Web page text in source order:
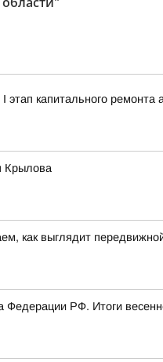
капитального ремонта
Крылова
как выглядит
Федерации РФ. Итоги